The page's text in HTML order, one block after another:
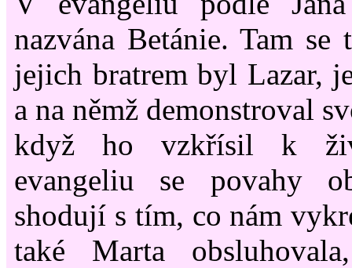
nazvána Betánie. Tam se
jejich bratrem byl Lazar,
a na němž demonstroval
když ho vzkřísil k
evangeliu se povahy
shodují s tím, co nám
také Marta